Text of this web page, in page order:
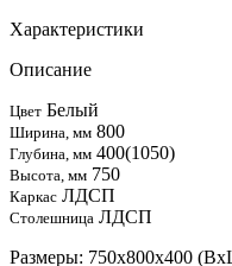
Характеристики
Описание
Цвет Белый
Ширина, мм 800
Глубина, мм 400(1050)
Высота, мм 750
Каркас ЛДСП
Столешница ЛДСП
Размеры: 750х800х400